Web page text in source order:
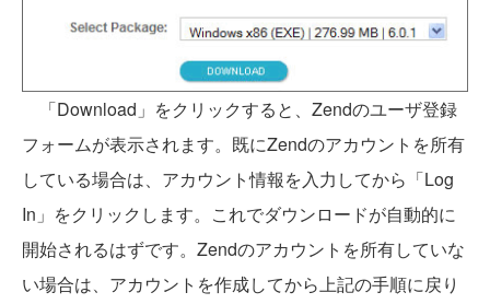
「Download」をクリックすると、Zendのユーザ登録
フォームが表示されます。既にZendのアカウントを所有
している場合は、アカウント情報を入力してから「Log
In」をクリックします。これでダウンロードが自動的に
開始されるはずです。Zendのアカウントを所有していな
い場合は、アカウントを作成してから上記の手順に戻り